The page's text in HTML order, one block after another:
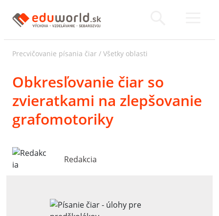
Precvičovanie písania čiar / Všetky oblasti
Obkresľovanie čiar so
zvieratkami na zlepšovanie
grafomotoriky
Redakcia